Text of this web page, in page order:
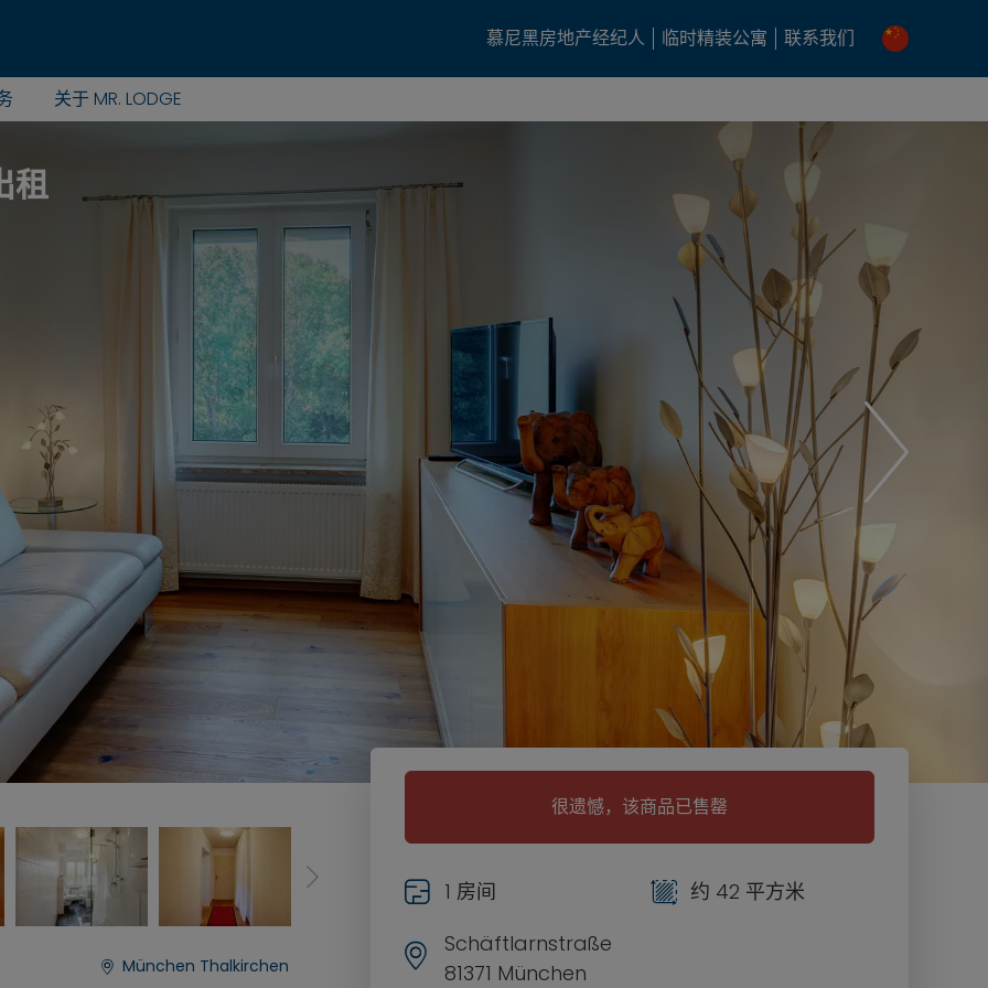
慕尼黑房地产经纪人 临时精装公寓 联系我们
关于 MR. LODGE
租
很遗憾，该商品已售罄
Schäftlarnstraße
81371 München
1 房间 约 42 平方米
München Thalkirchen